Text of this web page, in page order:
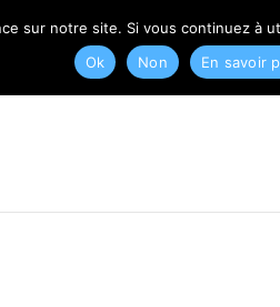
sur notre site. Si vous continuez
Ok
Non En savoir